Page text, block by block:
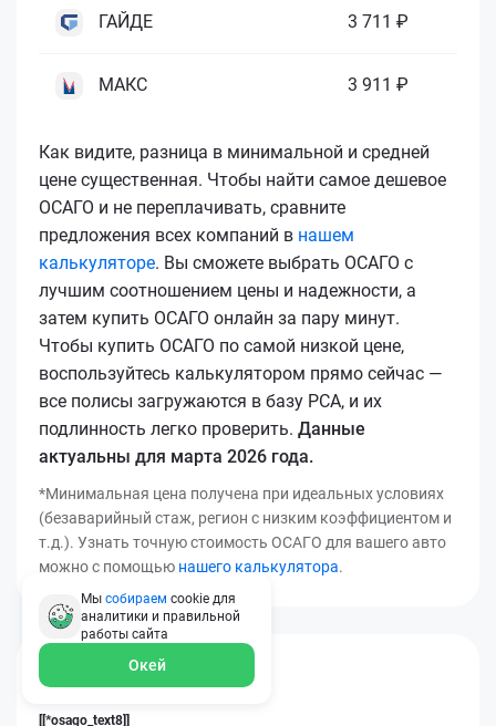
ГАЙДЕ 3 711 ₽
МАКС 3 911 ₽
Как видите, разница в минимальной и средней
цене существенная. Чтобы найти самое дешевое
ОСАГО и не переплачивать, сравните
предложения всех компаний в нашем
калькуляторе. Вы сможете выбрать ОСАГО с
лучшим соотношением цены и надежности, а
затем купить ОСАГО онлайн за пару минут.
Чтобы купить ОСАГО по самой низкой цене,
воспользуйтесь калькулятором прямо сейчас —
все полисы загружаются в базу РСА, и их
подлинность легко проверить. Данные
актуальны для марта 2026 года.
*Минимальная цена получена при идеальных условиях
(безаварийный стаж, регион с низким коэффициентом и
т.д.). Узнать точную стоимость ОСАГО для вашего авто
можно с помощью нашего калькулятора.
[[*osago_title14]]
[[*osago_text8]]
Мы собираем cookie для
аналитики и правильной
работы сайта
Окей